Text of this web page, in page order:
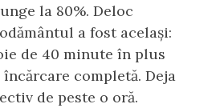
la 80%. Deloc
a fost același:
de 40 minute în plus
completă. Deja
de peste o oră.